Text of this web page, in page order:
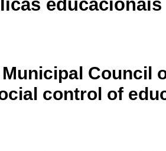
educacionais
Council
control of